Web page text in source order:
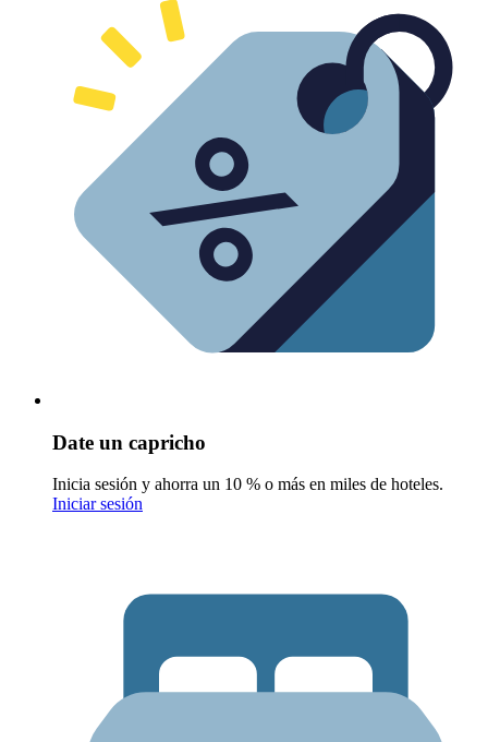
Date un capricho
Inicia sesión y ahorra un 10 % o más en miles de hoteles.
Iniciar sesión